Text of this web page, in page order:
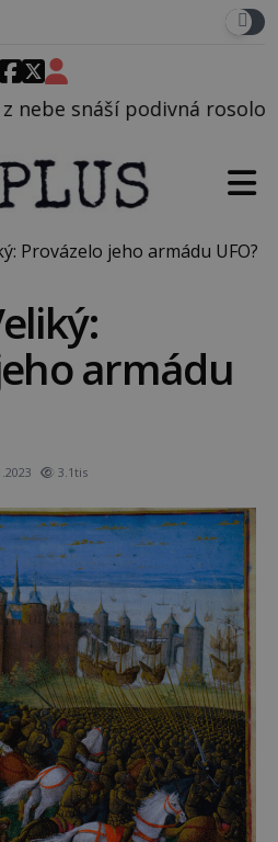
látka neznámého
Provázelo jeho armádu UFO?
armádu
3.1tis